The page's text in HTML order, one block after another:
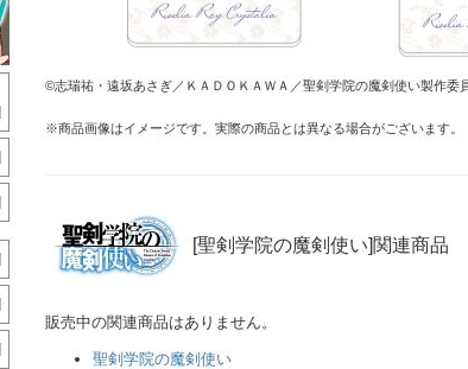
©志瑞祐・遠坂あさぎ／ＫＡＤＯＫＡＷＡ／聖剣学院の魔剣使い製作委
※商品画像はイメージです。実際の商品とは異なる場合がございます。
[聖剣学院の魔剣使い]関連商品
販売中の関連商品はありません。
聖剣学院の魔剣使い